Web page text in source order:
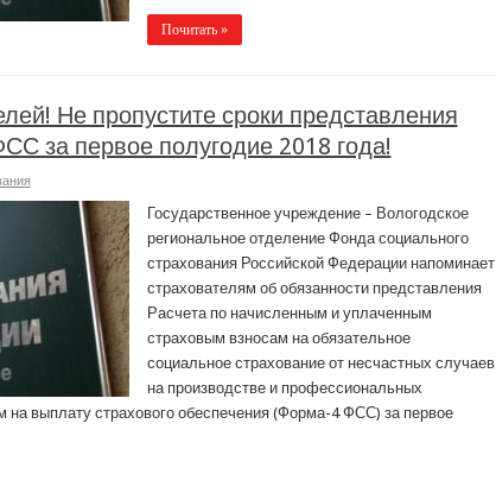
Почитать »
Не пропустите сроки представления
за первое полугодие 2018 года!
Государственное учреждение – Вологодское
региональное отделение Фонда социального
страхования Российской Федерации напоминает
страхователям об обязанности представления
Расчета по начисленным и уплаченным
страховым взносам на обязательное
социальное страхование от несчастных случаев
на производстве и профессиональных
на выплату страхового обеспечения (Форма-4 ФСС) за первое